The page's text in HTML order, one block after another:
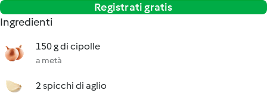
Registrati gratis
Ingredienti
150 g di cipolle
a metà
2 spicchi di aglio